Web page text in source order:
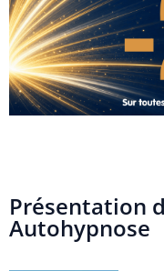
Présentation
Autohypnose